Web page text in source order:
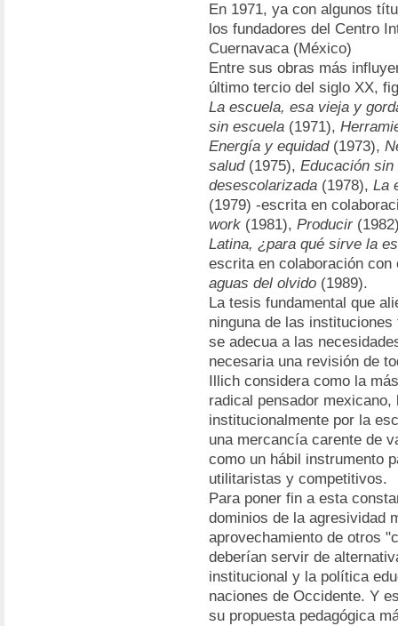
En 1971, ya con algunos
los fundadores del Centro
Cuernavaca (México)
Entre sus obras más
último tercio del siglo XX,
La escuela, esa vieja y
sin escuela (1971),
Energía y equidad(1973),
salud(1975), Educación
desescolarizada (1978), La
(1979) -escrita en
work (1981), Producir
Latina, ¿para qué sirve la
escrita en colaboración
aguas del olvido (1989).
La tesis fundamental que
ninguna de las
se adecua a las
necesaria una revisión de
Illich considera como la
radical pensador
institucionalmente por la
una mercancía carente de
como un hábil instrumento
utilitaristas y competitivos.
Para poner fin a esta
dominios de la agresividad
aprovechamiento de otros
deberían servir de
institucional y la política
naciones de Occidente. Y
su propuesta pedagógica